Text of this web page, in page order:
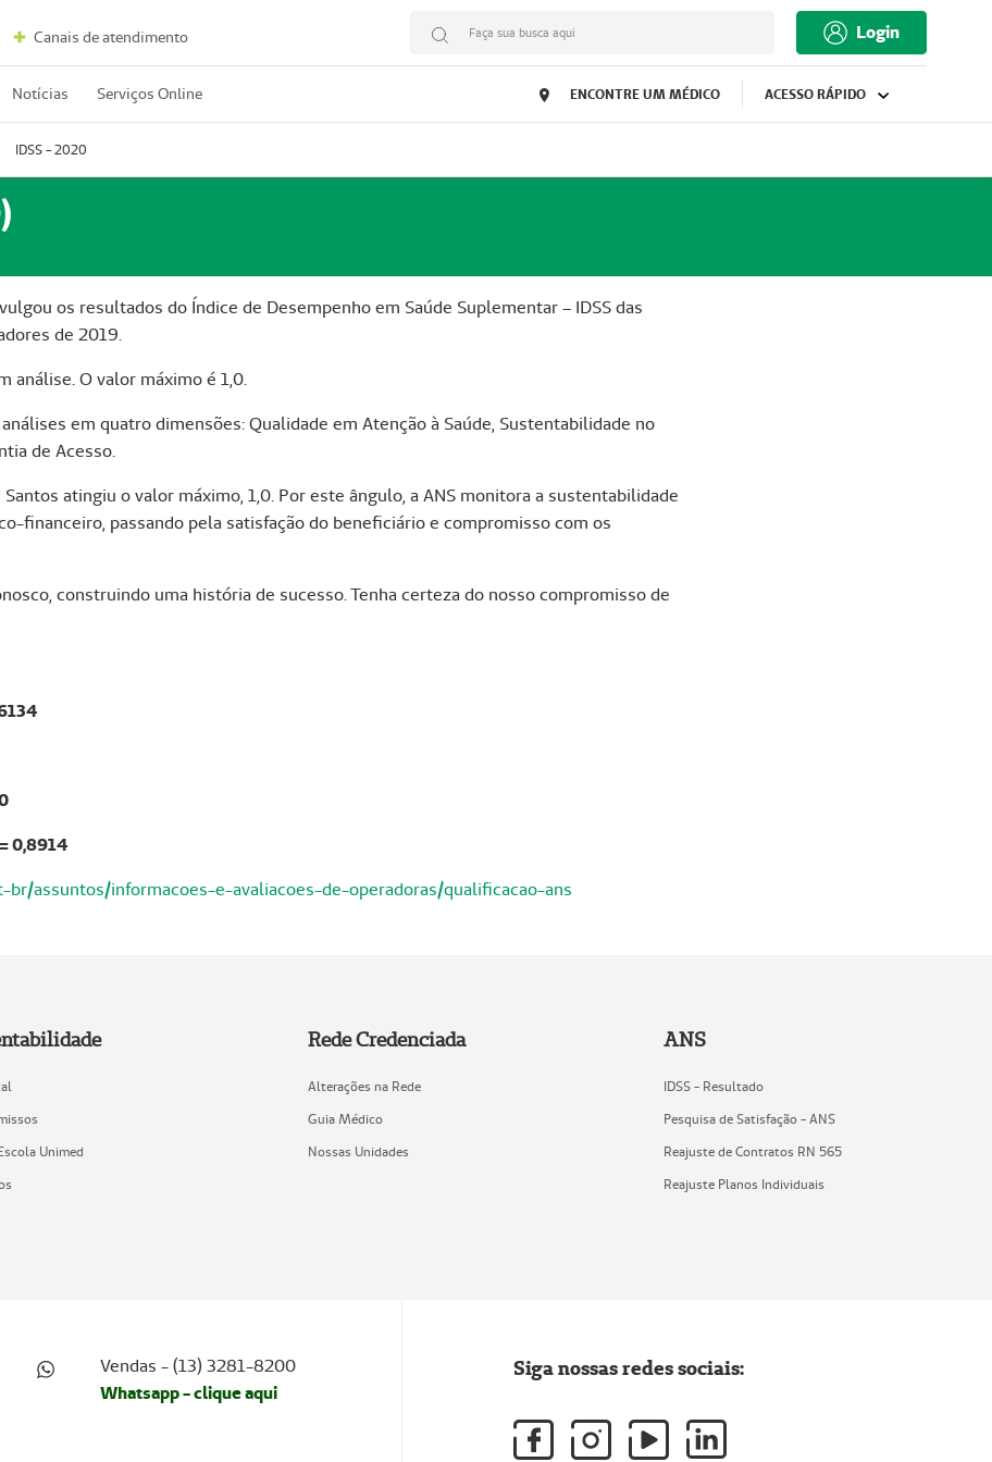
Canais de atendimento Faça sua busca aqui Login
Notícias Serviços Online ENCONTRE UM MÉDICO ACESSO RÁPIDO
IDSS - 2020
os resultados do Índice de Desempenho em Saúde Suplementar – IDSS das
de 2019.
análise. O valor máximo é 1,0.
em quatro dimensões: Qualidade em Atenção à Saúde, Sustentabilidade no
de Acesso.
atingiu o valor máximo, 1,0. Por este ângulo, a ANS monitora a sustentabilidade
financeiro, passando pela satisfação do beneficiário e compromisso com os
construindo uma história de sucesso. Tenha certeza do nosso compromisso de
0,8914
assuntos/informacoes-e-avaliacoes-de-operadoras/qualificacao-ans
Unimed
Rede Credenciada
Alterações na Rede
Guia Médico
Nossas Unidades
ANS
IDSS - Resultado
Pesquisa de Satisfação - ANS
Reajuste de Contratos RN 565
Reajuste Planos Individuais
Vendas - (13) 3281-8200
Whatsapp - clique aqui
Siga nossas redes sociais: